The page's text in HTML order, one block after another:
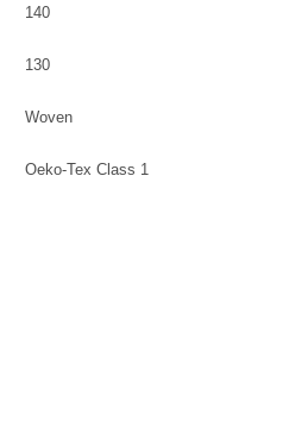
140
130
Woven
Oeko-Tex Class 1